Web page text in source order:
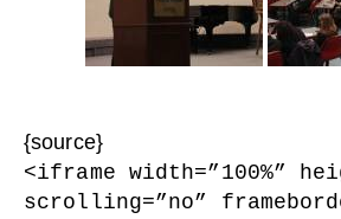
{source}
<iframe width=”100%”
scrolling=”no”